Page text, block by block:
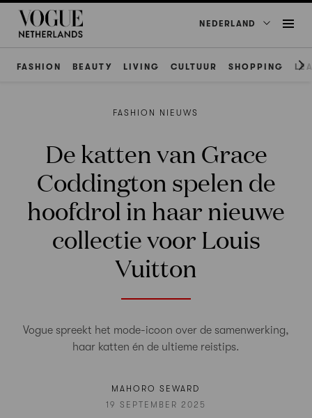
NEDERLAND
FASHION BEAUTY LIVING CULTUUR SHOPPING
FASHION NIEUWS
De katten van Grace
Coddington spelen de
hoofdrol in haar nieuwe
collectie voor Louis
Vuitton
Vogue spreekt het mode-icoon over de samenwerking,
haar katten én de ultieme reistips.
MAHORO SEWARD
19 SEPTEMBER 2025